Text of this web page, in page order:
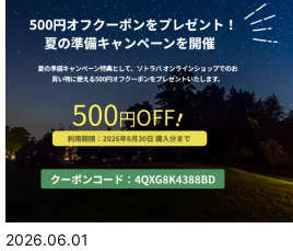
2026.06.01